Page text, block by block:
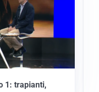
1: trapianti,